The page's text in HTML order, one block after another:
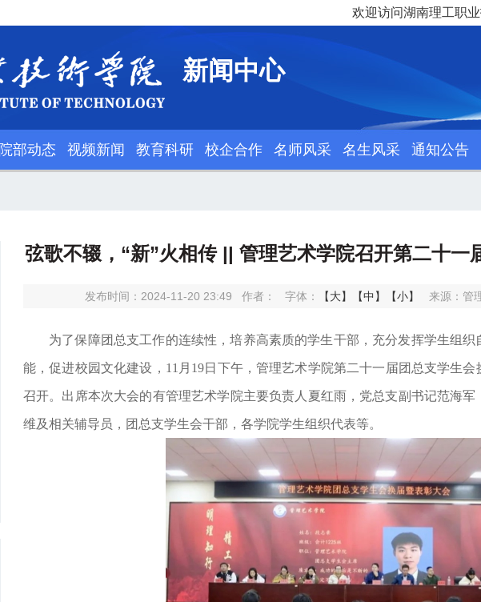
欢迎访问湖南理工职业
新闻中心
院部动态 视频新闻 教育科研 校企合作 名师风采 名生风采 通知公告
弦歌不辍，“新”火相传 || 管理艺术学院召开第二十一
发布时间：2024-11-20 23:49 作者： 字体： 【大】 【中】 【小】 来源：管
为了保障团总支工作的连续性，培养高素质的学生干部，充分发挥学生组
能，促进校园文化建设‌‌，11月19日下午，管理艺术学院第二十一届团总支学生
召开。出席本次大会的有管理艺术学院主要负责人夏红雨，党总支副书记范海
维及相关辅导员，团总支学生会干部，各学院学生组织代表等。